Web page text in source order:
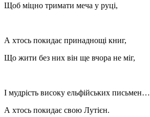
Щоб міцно тримати меча у руці,
А хтось покидає принаднощі книг,
Що жити без них він ще вчора не міг,
І мудрість високу ельфійських письмен…
А хтось покидає свою Лутієн.